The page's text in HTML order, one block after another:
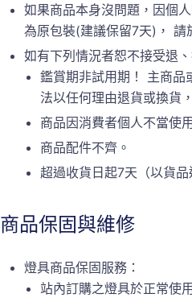
如果商品本身沒問題，因個
為原包裝(建議保留7天)，
如有下列情況者恕不接受退、
鑑賞期非試用期！ 主商品
法以任何理由退貨或換貨
商品因消費者個人不當使
商品配件不齊。
超過收貨日起7天（以貨品
商品保固與維修
燈具商品保固服務：
站內訂購之燈具於正常使